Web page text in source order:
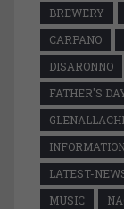
BREWERY
CARPANO
DISARONNO
FATHER'S
LATEST-
MUSIC